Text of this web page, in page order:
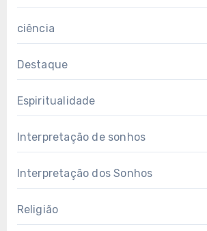
ciência
Destaque
Espiritualidade
Interpretação de sonhos
Interpretação dos Sonhos
Religião